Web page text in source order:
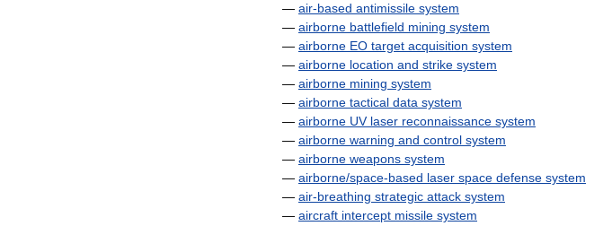
— air-based antimissile system
— airborne battlefield mining system
— airborne EO target acquisition system
— airborne location and strike system
— airborne mining system
— airborne tactical data system
— airborne UV laser reconnaissance system
— airborne warning and control system
— airborne weapons system
— airborne/space-based laser space defense system
— air-breathing strategic attack system
— aircraft intercept missile system